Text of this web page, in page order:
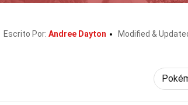
Escrito Por: Andree Dayton Modified &